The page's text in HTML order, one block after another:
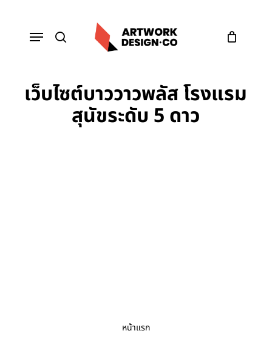
content
search
Menu
เว็บไซต์บาววาวพลัส โรงแรม
สุนัขระดับ 5 ดาว
หน้าแรก